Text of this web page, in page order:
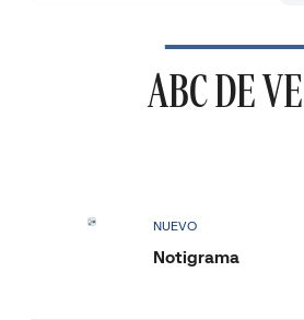
ABC DE
NUEVO
Notigrama